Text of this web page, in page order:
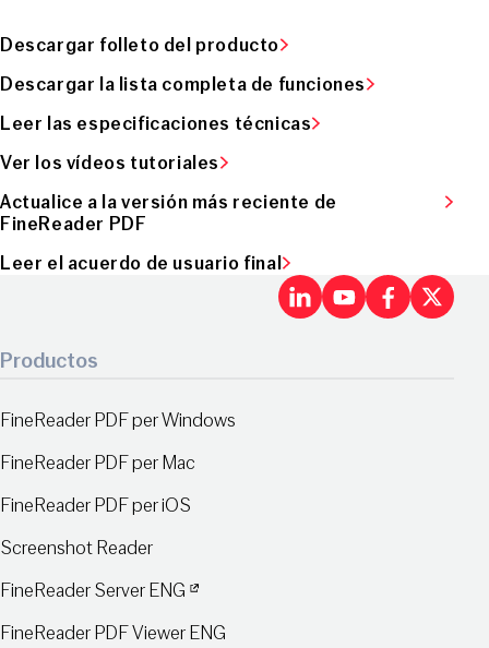
Descargar folleto del producto
Descargar la lista completa de funciones
Leer las especificaciones técnicas
Ver los vídeos tutoriales
Actualice a la versión más reciente de
FineReader PDF
Leer el acuerdo de usuario final
LinkedInX
Productos
FineReader PDF per Windows
FineReader PDF per Mac
FineReader PDF per iOS
Screenshot Reader
FineReader Server ENG
FineReader PDF Viewer ENG